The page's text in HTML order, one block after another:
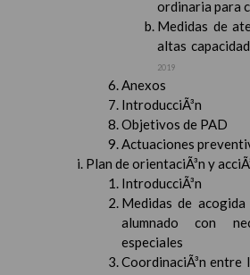
ordinaria para
Medidas de
altas
2019
Anexos
IntroducciÃ³n
Objetivos de PAD
Actuaciones
Plan de orientaciÃ³n y
IntroducciÃ³n
Medidas de
alumnado con
especiales
CoordinaciÃ³n entre